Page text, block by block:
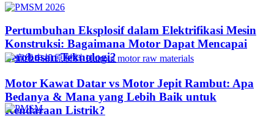
Pertumbuhan Eksplosif dalam Elektrifikasi Mesin
Konstruksi: Bagaimana Motor Dapat Mencapai
Terobosan Teknologi?​
Motor Kawat Datar vs Motor Jepit Rambut: Apa
Bedanya & Mana yang Lebih Baik untuk
Kendaraan Listrik?